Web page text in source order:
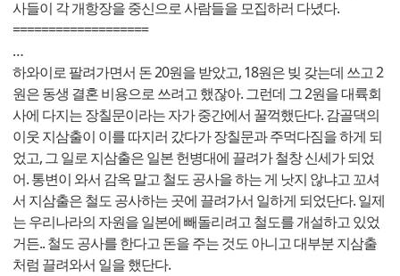
사들이 각 개항장을 중신으로 사람들을 모집하러 다녔다.
===================
…
하와이로 팔려가면서 돈 20원을 받았고, 18원은 빚 갖는데 쓰고 2
원은 동생 결혼 비용으로 쓰려고 했잖아. 그런데 그 2원을 대륙회
사에 다지는 장칠문이라는 자가 중간에서 꿀꺽했단다. 감골댁의
이웃 지삼출이 이를 따지러 갔다가 장칠문과 주먹다짐을 하게 되
었고, 그 일로 지삼출은 일본 헌병대에 끌려가 철창 신세가 되었
어. 통변이 와서 감옥 말고 철도 공사을 하는 게 낫지 않냐고 꼬셔
서 지삼출은 철도 공사하는 곳에 끌려가서 일하게 되었단다. 일제
는 우리나라의 자원을 일본에 빼돌리려고 철도를 개설하고 있었
거든.. 철도 공사를 한다고 돈을 주는 것도 아니고 대부분 지삼출
처럼 끌려와서 일을 했단다.